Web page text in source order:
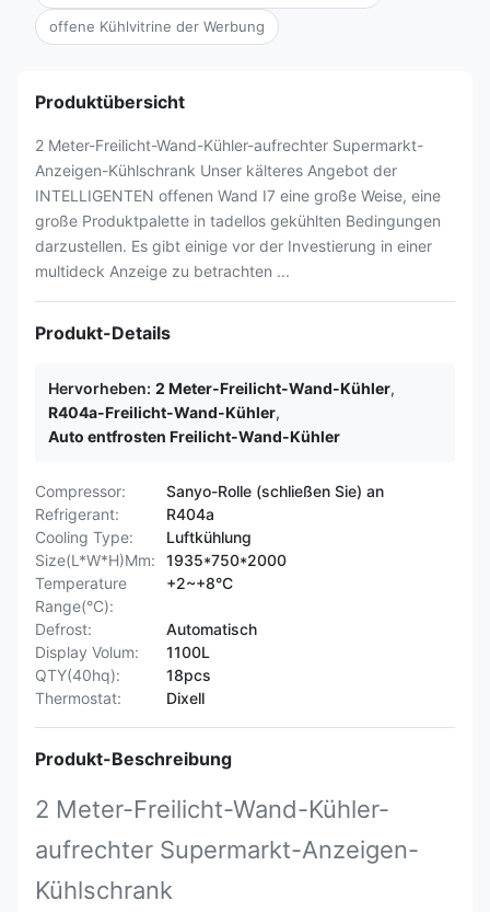
offene Kühlvitrine der Werbung
Produktübersicht
2 Meter-Freilicht-Wand-Kühler-aufrechter Supermarkt-
Anzeigen-Kühlschrank Unser kälteres Angebot der
INTELLIGENTEN offenen Wand I7 eine große Weise, eine
große Produktpalette in tadellos gekühlten Bedingungen
darzustellen. Es gibt einige vor der Investierung in einer
multideck Anzeige zu betrachten ...
Produkt-Details
Hervorheben: 2 Meter-Freilicht-Wand-Kühler,
R404a-Freilicht-Wand-Kühler,
Auto entfrosten Freilicht-Wand-Kühler
Compressor:
Sanyo-Rolle (schließen Sie) an
Refrigerant:
R404a
Cooling Type:
Luftkühlung
Size(L*W*H)Mm:
1935*750*2000
Temperature
Range(°C):
+2~+8°C
Defrost:
Automatisch
Display Volum:
1100L
QTY(40hq):
18pcs
Thermostat:
Dixell
Produkt-Beschreibung
2 Meter-Freilicht-Wand-Kühler-
aufrechter Supermarkt-Anzeigen-
Kühlschrank